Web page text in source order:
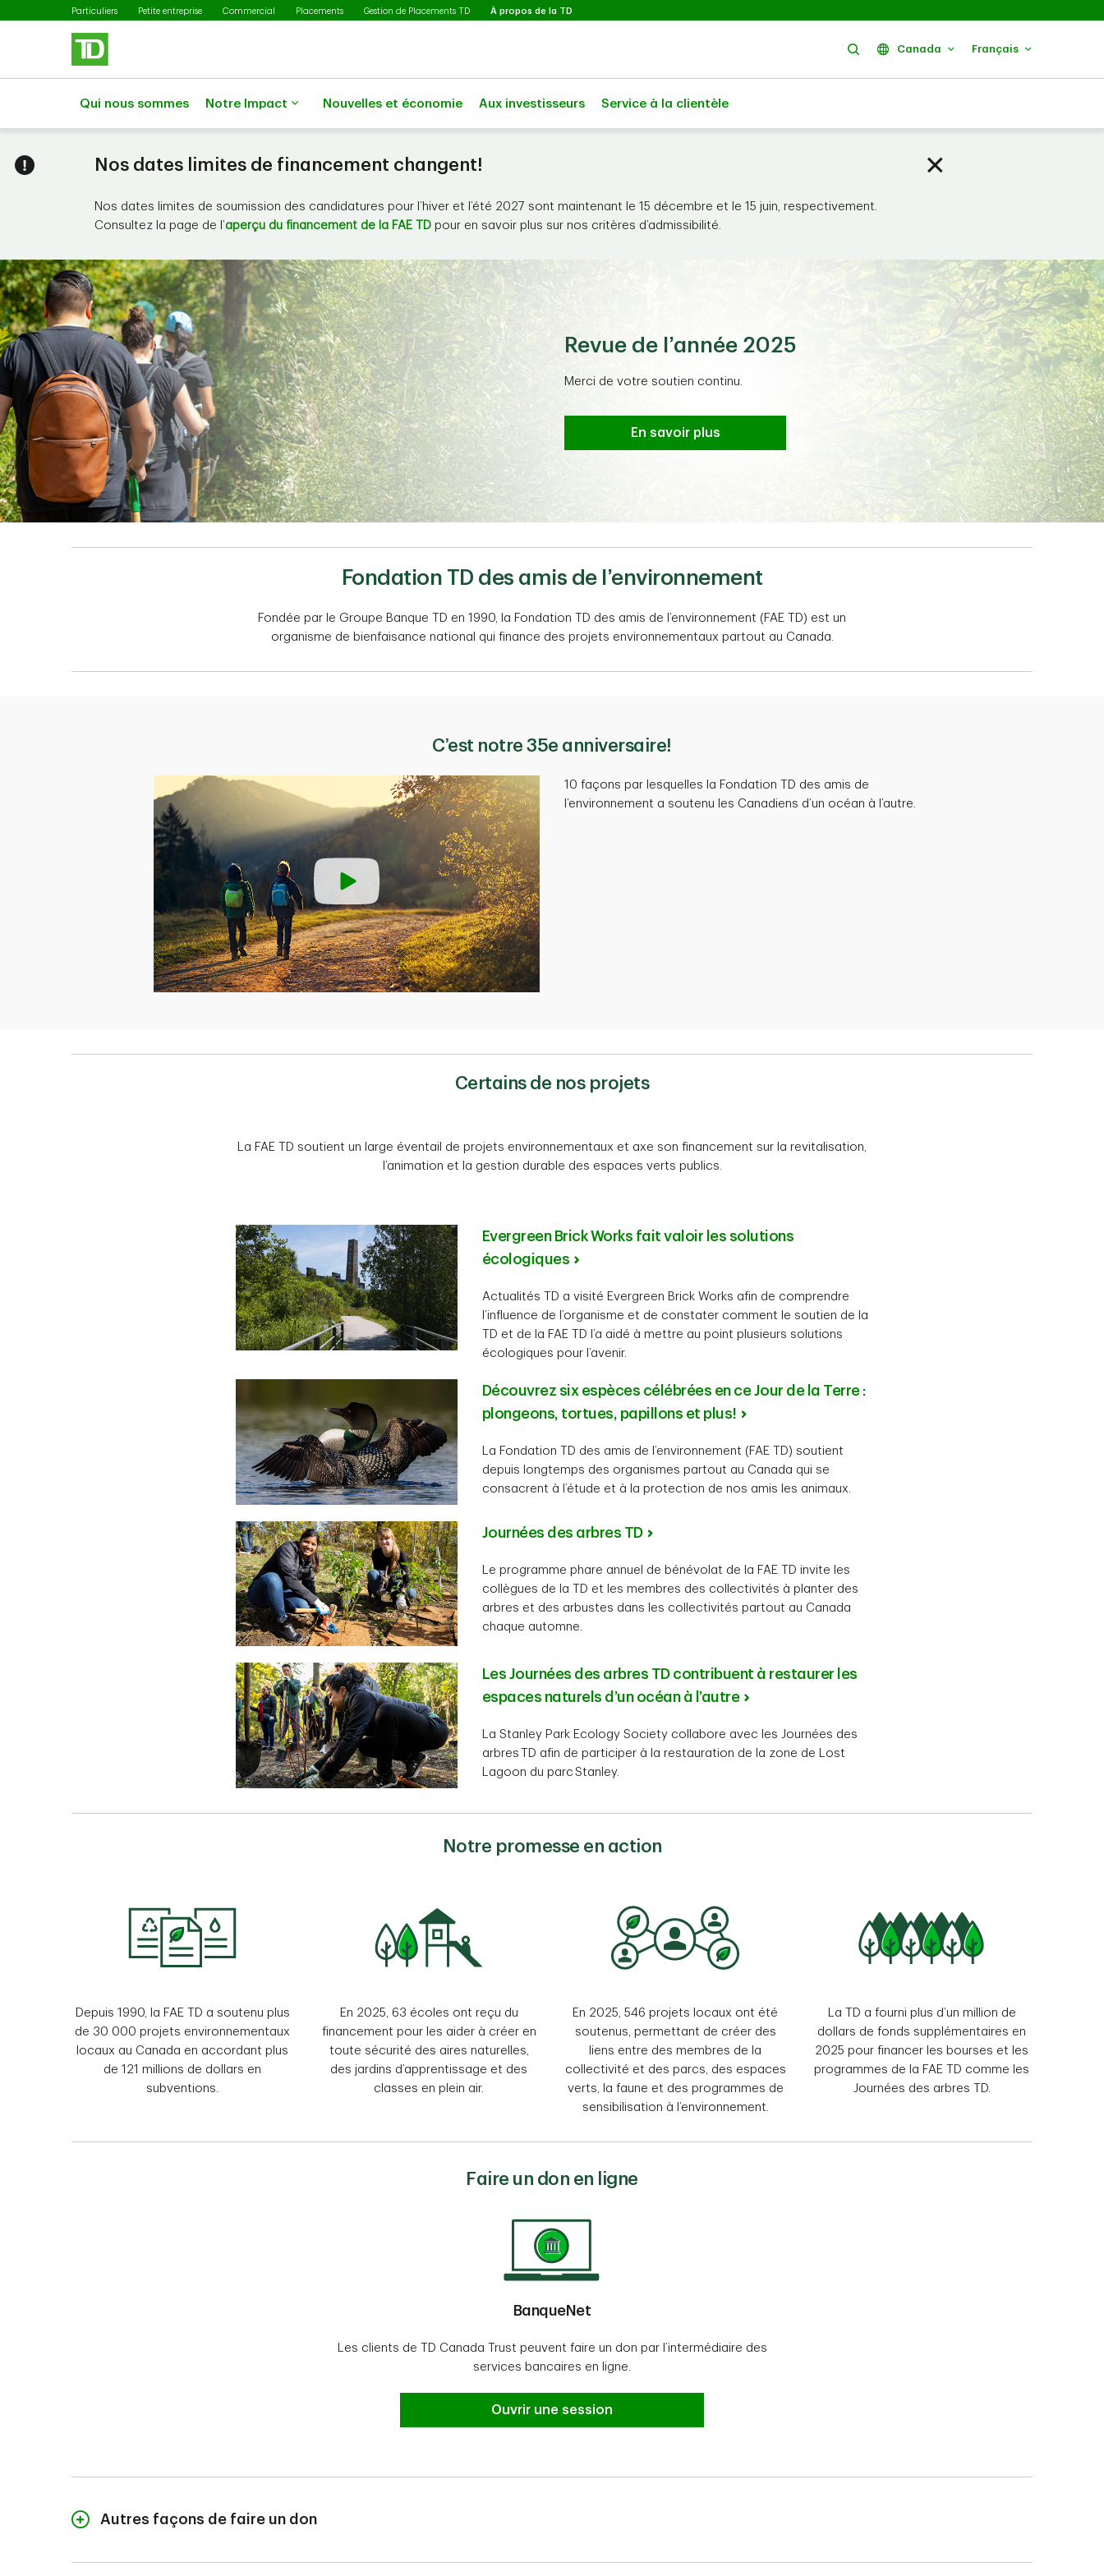
Passer au contenu principal
Particuliers Petite entreprise Commercial Placements Gestion de Placements TD À propos de la TD
Rechercher
Canada Français
Qui nous sommes Notre Impact Nouvelles et économie Aux investisseurs Service à la clientèle
Nos dates limites de financement changent!
Nos dates limites de soumission des candidatures pour l’hiver et l’été 2027 sont maintenant le 15 décembre et le 15 juin, respectivement.
Consultez la page de l’aperçu du financement de la FAE TD pour en savoir plus sur nos critères d’admissibilité.
Revue de l’année 2025
Merci de votre soutien continu.
En savoir plus
Fondation TD des amis de l’environnement
Fondée par le Groupe Banque TD en 1990, la Fondation TD des amis de l’environnement (FAE TD) est un
organisme de bienfaisance national qui finance des projets environnementaux partout au Canada.
C’est notre 35e anniversaire!
10 façons par lesquelles la Fondation TD des amis de
l’environnement a soutenu les Canadiens d’un océan à l’autre.
Certains de nos projets
La FAE TD soutient un large éventail de projets environnementaux et axe son financement sur la revitalisation,
l’animation et la gestion durable des espaces verts publics.
Evergreen Brick Works fait valoir les solutions
écologiques
Actualités TD a visité Evergreen Brick Works afin de comprendre
l’influence de l’organisme et de constater comment le soutien de la
TD et de la FAE TD l’a aidé à mettre au point plusieurs solutions
écologiques pour l’avenir.
Découvrez six espèces célébrées en ce Jour de la Terre :
plongeons, tortues, papillons et plus!
La Fondation TD des amis de l’environnement (FAE TD) soutient
depuis longtemps des organismes partout au Canada qui se
consacrent à l’étude et à la protection de nos amis les animaux.
Journées des arbres TD
Le programme phare annuel de bénévolat de la FAE TD invite les
collègues de la TD et les membres des collectivités à planter des
arbres et des arbustes dans les collectivités partout au Canada
chaque automne.
Les Journées des arbres TD contribuent à restaurer les
espaces naturels d’un océan à l’autre
La Stanley Park Ecology Society collabore avec les Journées des
arbres TD afin de participer à la restauration de la zone de Lost
Lagoon du parc Stanley.
Notre promesse en action
Depuis 1990, la FAE TD a soutenu plus
de 30 000 projets environnementaux
locaux au Canada en accordant plus
de 121 millions de dollars en
subventions.
En 2025, 63 écoles ont reçu du
financement pour les aider à créer en
toute sécurité des aires naturelles,
des jardins d’apprentissage et des
classes en plein air.
En 2025, 546 projets locaux ont été
soutenus, permettant de créer des
liens entre des membres de la
collectivité et des parcs, des espaces
verts, la faune et des programmes de
sensibilisation à l’environnement.
La TD a fourni plus d’un million de
dollars de fonds supplémentaires en
2025 pour financer les bourses et les
programmes de la FAE TD comme les
Journées des arbres TD.
Faire un don en ligne
BanqueNet
Les clients de TD Canada Trust peuvent faire un don par l’intermédiaire des
services bancaires en ligne.
Button
Ouvrir une session
Autres façons de faire un don